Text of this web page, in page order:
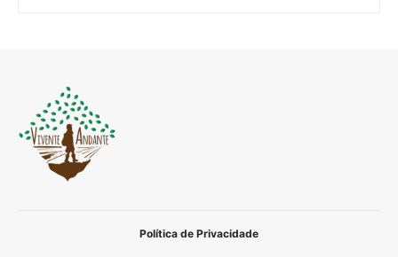
Política de Privacidade